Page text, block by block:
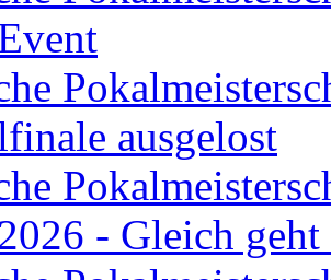
ausgelost
- Gleich geht